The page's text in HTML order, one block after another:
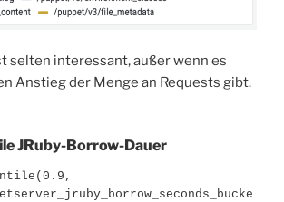
selten interessant, außer wenn es
Anstieg der Menge an Requests gibt.
JRuby-Borrow-Dauer